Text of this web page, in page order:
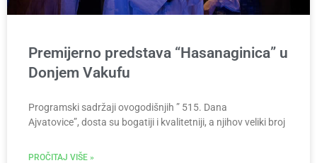
Premijerno predstava “Hasanaginica” u
Donjem Vakufu
Programski sadržaji ovogodišnjih ” 515. Dana
Ajvatovice”, dosta su bogatiji i kvalitetniji, a njihov veliki broj
PROČITAJ VIŠE »